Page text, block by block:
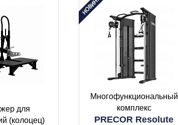
для
(колоцец)
Многофункциональный
комплекс
PRECOR Resolute